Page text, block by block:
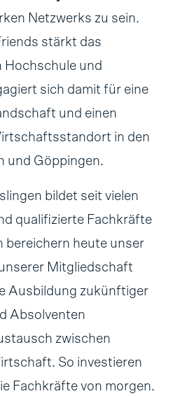
Netzwerks zu sein.
stärkt das
Hochschule und
sich damit für eine
und einen
in den
und Göppingen.
bildet seit vielen
qualifizierte Fachkräfte
bereichern heute unser
Mitgliedschaft
Ausbildung zukünftiger
Absolventen
zwischen
So investieren
Fachkräfte von morgen.